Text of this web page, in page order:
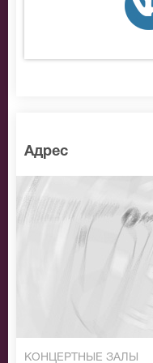
мирового
представления
Адрес
КОНЦЕРТНЫЕ ЗАЛЫ